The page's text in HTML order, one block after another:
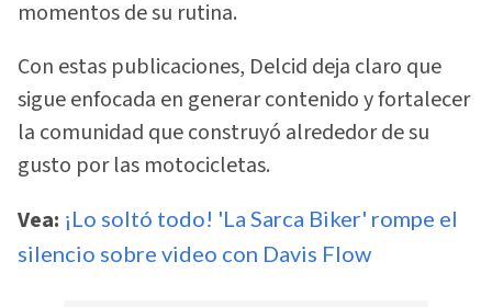
momentos de su rutina.
Con estas publicaciones, Delcid deja claro que
sigue enfocada en generar contenido y fortalecer
la comunidad que construyó alrededor de su
gusto por las motocicletas.
Vea: ¡Lo soltó todo! 'La Sarca Biker' rompe el
silencio sobre video con Davis Flow